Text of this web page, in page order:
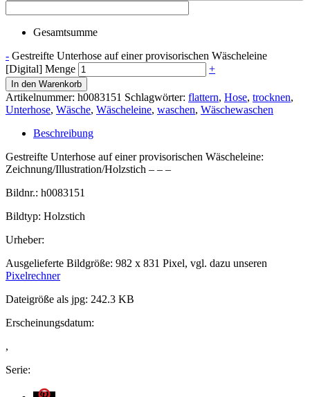
Gesamtsumme
- Gestreifte Unterhose auf einer provisorischen Wäscheleine
[Digital] Menge
+
In den Warenkorb
Artikelnummer: h0083151 Schlagwörter: flattern, Hose, trocknen,
Unterhose, Wäsche, Wäscheleine, waschen, Wäschewaschen
Beschreibung
Gestreifte Unterhose auf einer provisorischen Wäscheleine:
Zeichnung/Illustration/Holzstich – – –
Bildnr.: h0083151
Bildtyp: Holzstich
Urheber:
Ausgelieferte Bildgröße: 982 x 831 Pixel, vgl. dazu unseren
Pixelrechner
Dateigröße als jpg: 242.3 KB
Erscheinungsdatum:
,
Serie: